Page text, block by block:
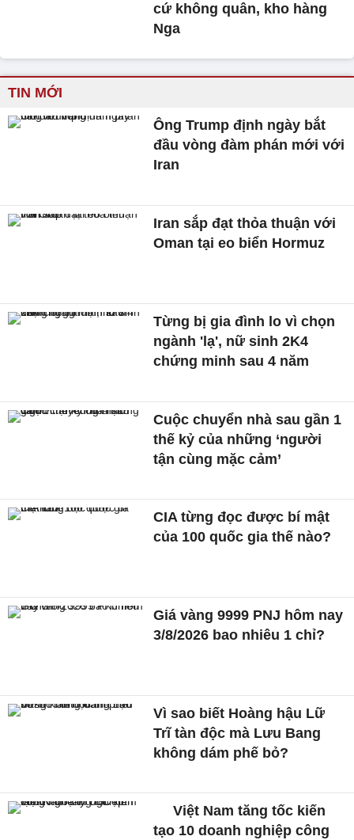
cứ không quân, kho hàng
Nga
TIN MỚI
Ông Trump định ngày bắt
đầu vòng đàm phán mới với
Iran
Iran sắp đạt thỏa thuận với
Oman tại eo biển Hormuz
Từng bị gia đình lo vì chọn
ngành 'lạ', nữ sinh 2K4
chứng minh sau 4 năm
Cuộc chuyển nhà sau gần 1
thế kỷ của những ‘người
tận cùng mặc cảm’
CIA từng đọc được bí mật
của 100 quốc gia thế nào?
Giá vàng 9999 PNJ hôm nay
3/8/2026 bao nhiêu 1 chỉ?
Vì sao biết Hoàng hậu Lữ
Trĩ tàn độc mà Lưu Bang
không dám phế bỏ?
Việt Nam tăng tốc kiến
tạo 10 doanh nghiệp công